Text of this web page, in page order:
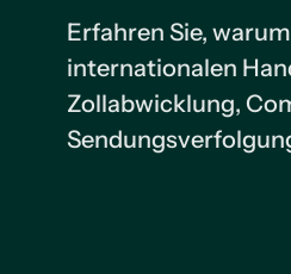
Erfahren Sie,
internationalen
Zollabwicklung,